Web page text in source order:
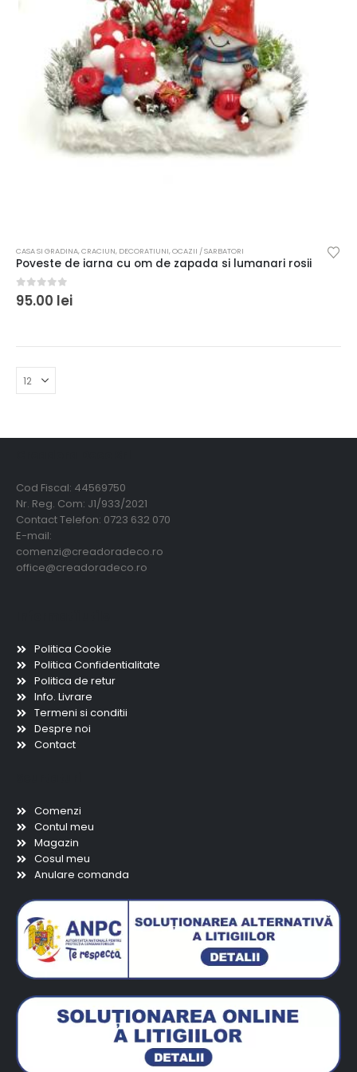
CASA SI GRADINA,CRACIUN, DECORATIUNI,OCAZII / SARBATORI
Poveste de iarna cu om de zapada si lumanari rosii
0out of 5
95.00 lei
Cod Fiscal: 44569750
Nr. Reg. Com: J1/933/2021
Contact Telefon: 0723 632 070
E-mail:
comenzi@creadoradeco.ro
office@creadoradeco.ro
Politica Cookie
Politica Confidentialitate
Politica de retur
Info. Livrare
Termeni si conditii
Despre noi
Contact
Comenzi
Contul meu
Magazin
Cosul meu
Anulare comanda